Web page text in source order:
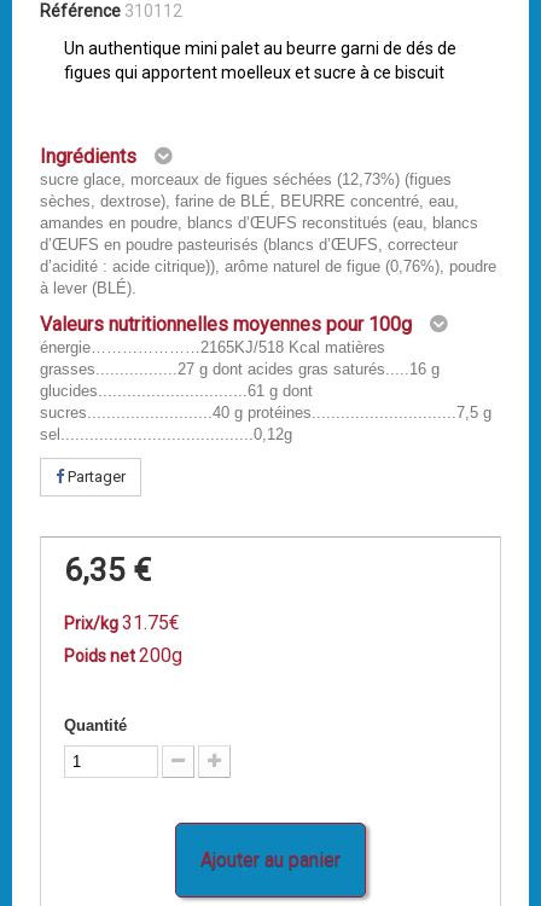
Référence 310112
Un authentique mini palet au beurre garni de dés de
figues qui apportent moelleux et sucre à ce biscuit
Ingrédients
sucre glace, morceaux de figues séchées (12,73%) (figues
sèches, dextrose), farine de BLÉ, BEURRE concentré, eau,
amandes en poudre, blancs d’ŒUFS reconstitués (eau, blancs
d’ŒUFS en poudre pasteurisés (blancs d’ŒUFS, correcteur
d’acidité : acide citrique)), arôme naturel de figue (0,76%), poudre
à lever (BLÉ).
Valeurs nutritionnelles moyennes pour 100g
énergie…………………2165KJ/518 Kcal matières
grasses.................27 g dont acides gras saturés.....16 g
glucides...............................61 g dont
sucres..........................40 g protéines..............................7,5 g
sel........................................0,12g
Partager
6,35 €
Prix/kg31.75€
Poids net200g
Quantité
Ajouter au panier